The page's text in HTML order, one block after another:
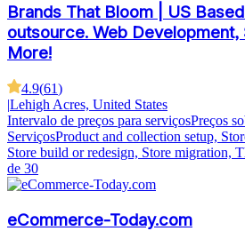
Brands That Bloom | US
outsource. Web Development,
More!
4.9(61)
|Lehigh Acres, United States
Intervalo de preços para serviçosPreços
ServiçosProduct and collection setup,
Store build or redesign, Store migration,
de 30
eCommerce-Today.com